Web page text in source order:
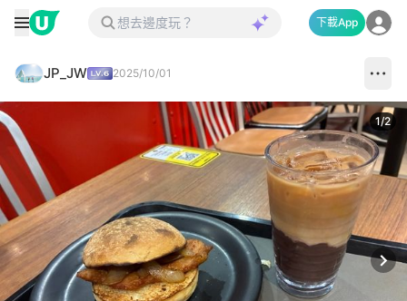
下載App
JP_JW 2025/10/01
1/2